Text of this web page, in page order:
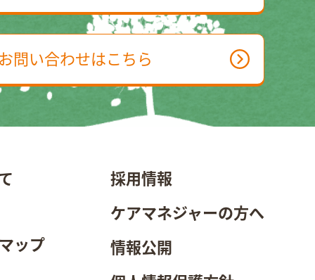
お問い合わせはこちら
ップ
採用情報
ケアマネジャーの方へ
情報公開